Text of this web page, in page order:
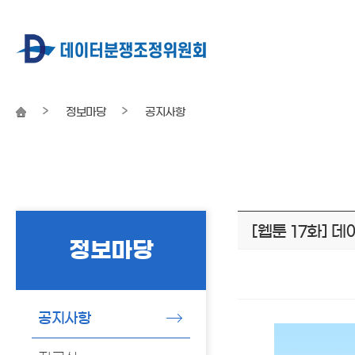
정보마당 공지사항
정보마당
공지사항
시작[웹툰 17화] 데